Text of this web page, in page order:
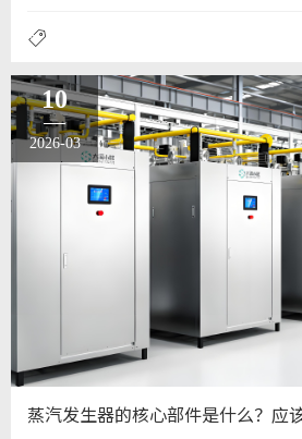
生器、电加热蒸汽发生器等。
10
2026-03
蒸汽发生器的核心部件是什么？应